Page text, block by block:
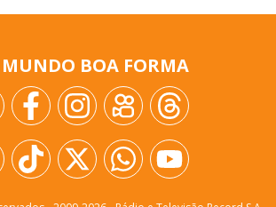
MUNDO BOA FORMA